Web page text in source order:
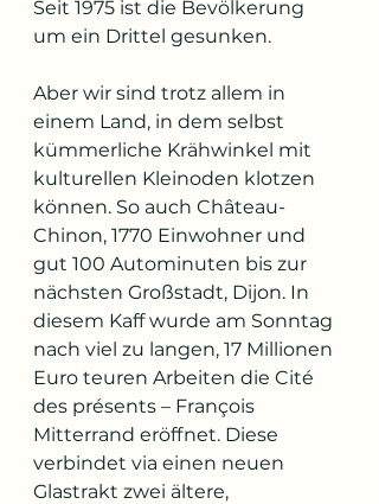
Seit 1975 ist die Bevölkerung
um ein Drittel gesunken.
Aber wir sind trotz allem in
einem Land, in dem selbst
kümmerliche Krähwinkel mit
kulturellen Kleinoden klotzen
können. So auch Château-
Chinon, 1770 Einwohner und
gut 100 Autominuten bis zur
nächsten Großstadt, Dijon. In
diesem Kaff wurde am Sonntag
nach viel zu langen, 17 Millionen
Euro teuren Arbeiten die Cité
des présents – François
Mitterrand eröffnet. Diese
verbindet via einen neuen
Glastrakt zwei ältere,